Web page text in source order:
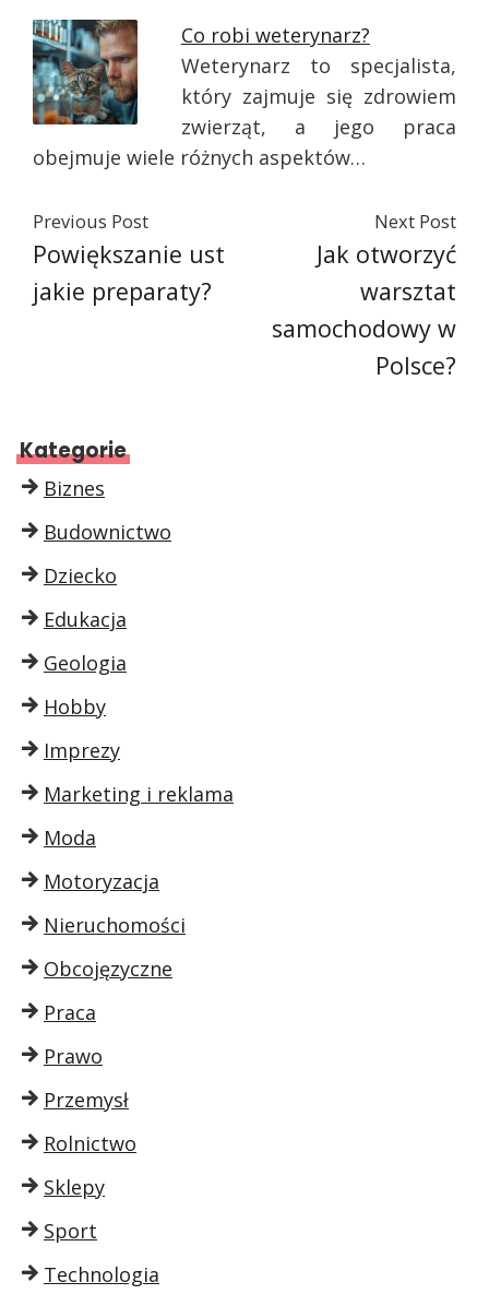
Co robi weterynarz?
Weterynarz to specjalista,
który zajmuje się zdrowiem
zwierząt, a jego praca
obejmuje wiele różnych aspektów…
Previous Post
Powiększanie ust
jakie preparaty?
Next Post
Jak otworzyć
warsztat
samochodowy w
Polsce?
Kategorie
Biznes
Budownictwo
Dziecko
Edukacja
Geologia
Hobby
Imprezy
Marketing i reklama
Moda
Motoryzacja
Nieruchomości
Obcojęzyczne
Praca
Prawo
Przemysł
Rolnictwo
Sklepy
Sport
Technologia